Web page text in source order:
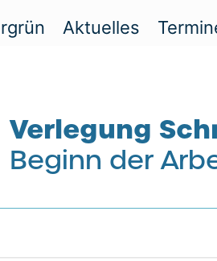
Aktuelles
Verlegung
Beginn der